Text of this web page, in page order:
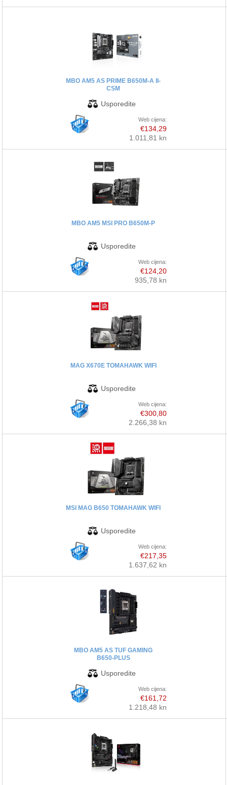
MBO AM5 AS PRIME B650M-A II-
CSM
Web cijena:
€134,29
1.011,81 kn
MBO AM5 MSI PRO B650M-P
Web cijena:
€124,20
935,78 kn
MAG X670E TOMAHAWK WIFI
Web cijena:
€300,80
2.266,38 kn
MSI MAG B650 TOMAHAWK WIFI
Web cijena:
€217,35
1.637,62 kn
MBO AM5 AS TUF GAMING
B650-PLUS
Web cijena:
€161,72
1.218,48 kn